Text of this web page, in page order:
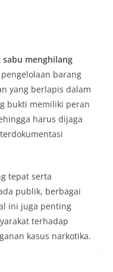
menghilang
barang
yang berlapis dalam
bukti memiliki peran
harus dijaga
tepat serta
publik, berbagai
ini juga penting
terhadap
kasus narkotika.